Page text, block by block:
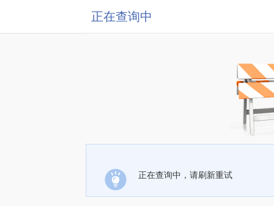
正在查询中
正在查询中，请刷新重试